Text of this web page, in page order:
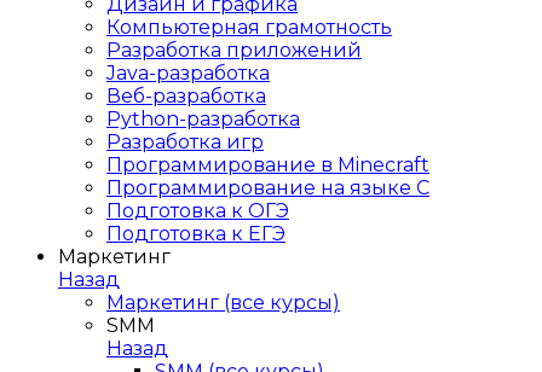
Компьютерная грамотность
Разработка приложений
Java-разработка
Веб-разработка
Python-разработка
Разработка игр
Программирование в Minecraft
Программирование на языке C
Подготовка к ОГЭ
Подготовка к ЕГЭ
Маркетинг
Назад
Маркетинг (все курсы)
SMM
Назад